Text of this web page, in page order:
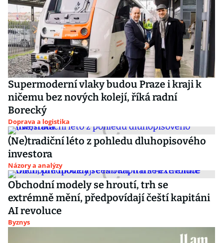
Supermoderní vlaky budou Praze i kraji k
ničemu bez nových kolejí, říká radní
Borecký
Doprava a logistika
(Ne)tradiční léto z pohledu dluhopisového
investora
Názory a analýzy
Obchodní modely se hroutí, trh se
extrémně mění, předpovídají čeští kapitáni
AI revoluce
Byznys